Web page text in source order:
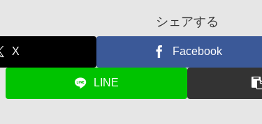
シェアする
X Facebook
LINE